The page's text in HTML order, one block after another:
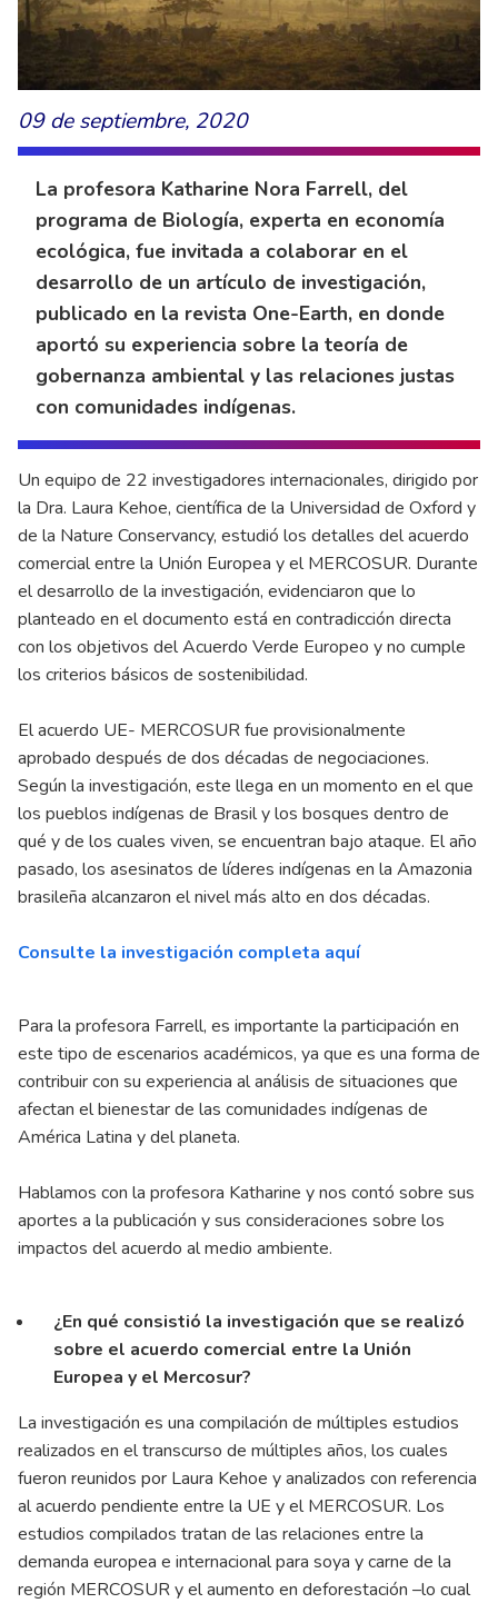
09 de septiembre, 2020
La profesora Katharine Nora Farrell, del
programa de Biología, experta en economía
ecológica, fue invitada a colaborar en el
desarrollo de un artículo de investigación,
publicado en la revista One-Earth, en donde
aportó su experiencia sobre la teoría de
gobernanza ambiental y las relaciones justas
con comunidades indígenas.
Un equipo de 22 investigadores internacionales, dirigido por
la Dra. Laura Kehoe, científica de la Universidad de Oxford y
de la Nature Conservancy, estudió los detalles del acuerdo
comercial entre la Unión Europea y el MERCOSUR. Durante
el desarrollo de la investigación, evidenciaron que lo
planteado en el documento está en contradicción directa
con los objetivos del Acuerdo Verde Europeo y no cumple
los criterios básicos de sostenibilidad.
El acuerdo UE- MERCOSUR fue provisionalmente
aprobado después de dos décadas de negociaciones.
Según la investigación, este llega en un momento en el que
los pueblos indígenas de Brasil y los bosques dentro de
qué y de los cuales viven, se encuentran bajo ataque. El año
pasado, los asesinatos de líderes indígenas en la Amazonia
brasileña alcanzaron el nivel más alto en dos décadas.
Consulte la investigación completa aquí
Para la profesora Farrell, es importante la participación en
este tipo de escenarios académicos, ya que es una forma de
contribuir con su experiencia al análisis de situaciones que
afectan el bienestar de las comunidades indígenas de
América Latina y del planeta.
Hablamos con la profesora Katharine y nos contó sobre sus
aportes a la publicación y sus consideraciones sobre los
impactos del acuerdo al medio ambiente.
¿En qué consistió la investigación que se realizó
sobre el acuerdo comercial entre la Unión
Europea y el Mercosur?
La investigación es una compilación de múltiples estudios
realizados en el transcurso de múltiples años, los cuales
fueron reunidos por Laura Kehoe y analizados con referencia
al acuerdo pendiente entre la UE y el MERCOSUR. Los
estudios compilados tratan de las relaciones entre la
demanda europea e internacional para soya y carne de la
región MERCOSUR y el aumento en deforestación –lo cual